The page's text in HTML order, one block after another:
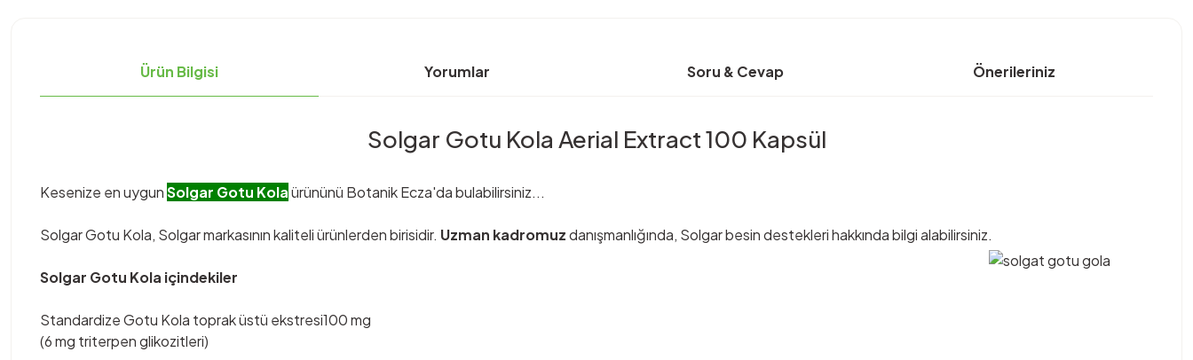
Ürün Bilgisi Yorumlar Soru & Cevap Önerileriniz
Solgar Gotu Kola Aerial Extract 100 Kapsül
Kesenize en uygunSolgar Gotu Kolaürününü Botanik Ecza'da bulabilirsiniz...
Solgar Gotu Kola, Solgar markasının kaliteli ürünlerden birisidir. Uzman kadromuzdanışmanlığında, Solgar besin destekleri hakkında bilgi alabilirsiniz.
Solgar Gotu Kola içindekiler
Standardize Gotu Kola toprak üstü ekstresi100 mg
(6 mg triterpen glikozitleri)